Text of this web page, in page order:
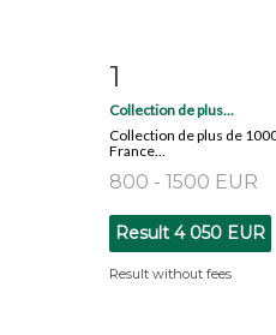
1
Collection de plus...
Collection de plus de
France...
800 - 1500 EUR
Result 4 050 EUR
Result without fees